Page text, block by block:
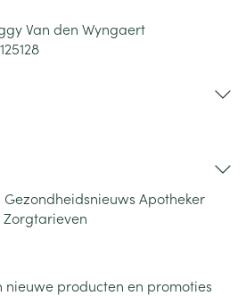
Van den Wyngaert
Gezondheidsnieuws Apotheker
Zorgtarieven
nieuwe producten en promoties